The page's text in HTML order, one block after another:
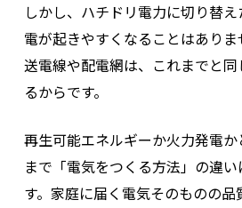
しかし、ハチドリ電力に切り替
電が起きやすくなることはあり
送電線や配電網は、これまでと
るからです。
再生可能エネルギーか火力発電か
まで「電気をつくる方法」の違
す。家庭に届く電気そのものの